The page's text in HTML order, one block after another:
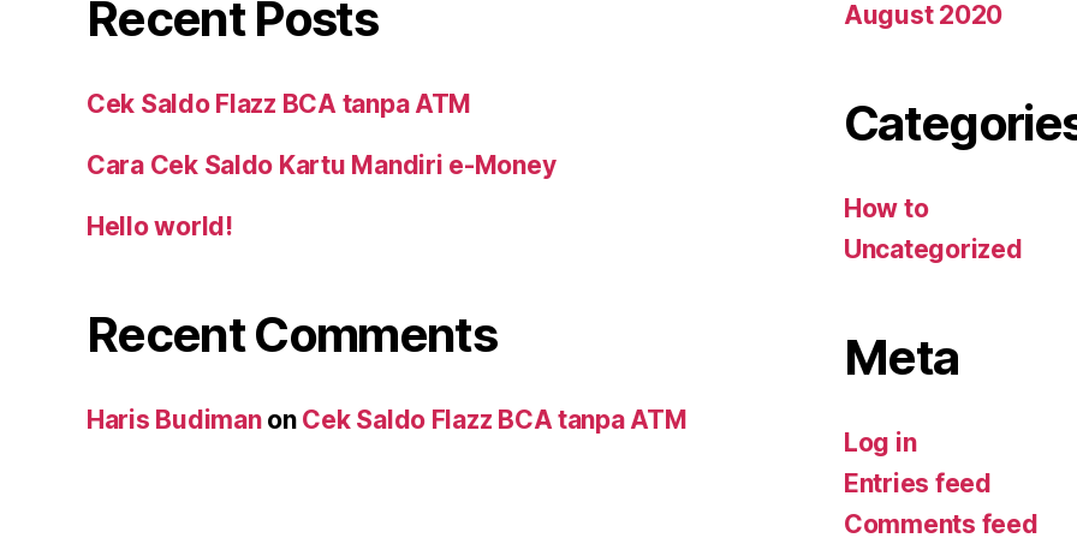
Recent Posts
Cek Saldo Flazz BCA tanpa ATM
Cara Cek Saldo Kartu Mandiri e-Money
Hello world!
Recent Comments
Haris Budimanon Cek Saldo Flazz BCA tanpa ATM
August 2020
How to
Uncategorized
Meta
Log in
Entries feed
Comments feed